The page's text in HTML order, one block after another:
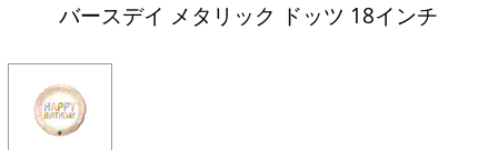
バースデイ メタリック ドッツ 18インチ